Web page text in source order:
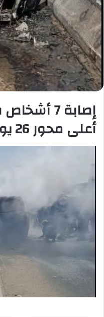
إصابة 7
أعلى محور 26 يوليو تجاه الشيخ زايد.